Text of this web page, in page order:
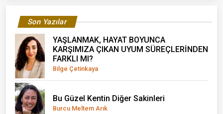
Son Yazılar
YAŞLANMAK, HAYAT BOYUNCA
KARŞIMIZA ÇIKAN UYUM SÜREÇLERİNDEN
FARKLI MI?
Bilge Çetinkaya
Bu Güzel Kentin Diğer Sakinleri
Burcu Meltem Arık